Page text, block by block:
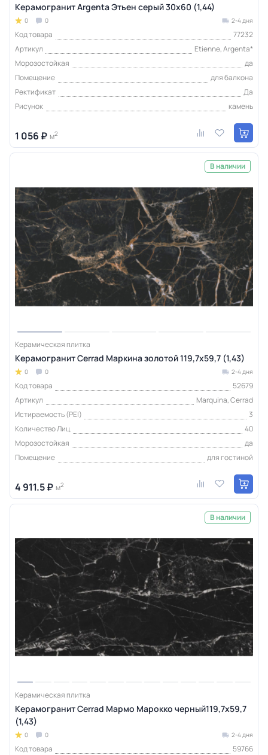
Керамогранит Argenta Этьен серый 30x60 (1,44)
0 0 2-4 дня
Код товара
77232
Артикул
Etienne, Argenta*
Морозостойкая
да
Помещение
для балкона
Ректификат
Да
Рисунок
камень
1 056 ₽ м2
В наличии
Керамическая плитка
Керамогранит Cerrad Маркина золотой 119,7x59,7 (1,43)
0 0 2-4 дня
Код товара
52679
Артикул
Marquina, Cerrad
Истираемость (PEI)
3
Количество Лиц
40
Морозостойкая
да
Помещение
для гостиной
4 911.5 ₽ м2
В наличии
Керамическая плитка
Керамогранит Cerrad Мармо Марокко черный119,7х59,7
(1,43)
0 0 2-4 дня
Код товара
59766